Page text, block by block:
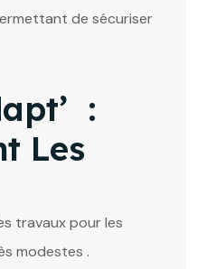
de sécuriser
:
Les
travaux pour les
modestes .